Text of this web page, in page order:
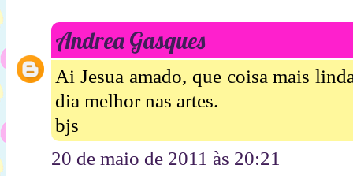
Andrea Gasques
Ai Jesua amado, que coisa mais
dia melhor nas artes.
bjs
20 de maio de 2011 às 20:21